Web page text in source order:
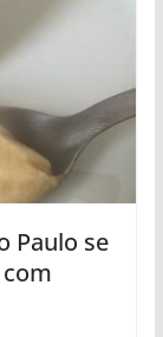
Paulo se